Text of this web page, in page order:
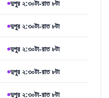
দুপুর ২:৩০টা-রাত ৮টা
দুপুর ২:৩০টা-রাত ৮টা
দুপুর ২:৩০টা-রাত ৮টা
দুপুর ২:৩০টা-রাত ৮টা
দুপুর ২:৩০টা-রাত ৮টা